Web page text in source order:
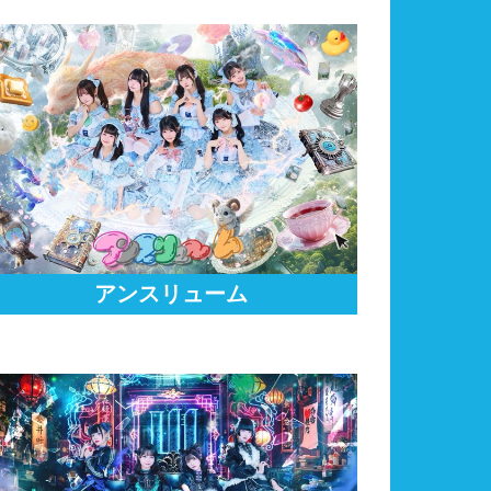
アンスリューム